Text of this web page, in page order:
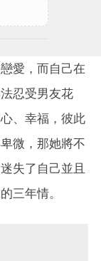
愛，而自己在
忍受男友花
、幸福，彼此
微，那她將不
失了自己並且
三年情。